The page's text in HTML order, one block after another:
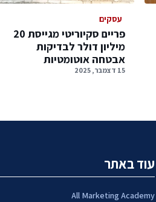
עסקים
פריים סקיוריטי מגייסת 20
מיליון דולר לבדיקות
אבטחה אוטומטיות
15 דצמבר, 2025
עוד באתר
All Marketing Academy